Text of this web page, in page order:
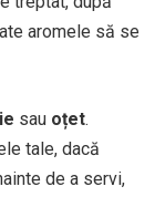
aromele să se
sau oțet.
tale, dacă
de a servi,